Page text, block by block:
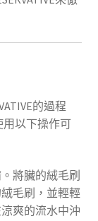
的過程
用以下操作可
將臟的絨毛刷
毛刷，並輕輕
爽的流水中沖